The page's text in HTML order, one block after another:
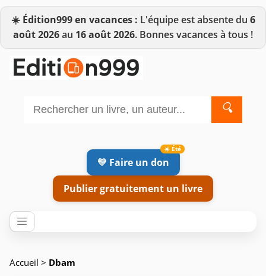
☀️ Édition999 en vacances : L'équipe est absente du 6
août 2026au 16 août 2026. Bonnes vacances à tous !
🔍
💛 Faire un don
Publier gratuitement un livre
Accueil > Dbam